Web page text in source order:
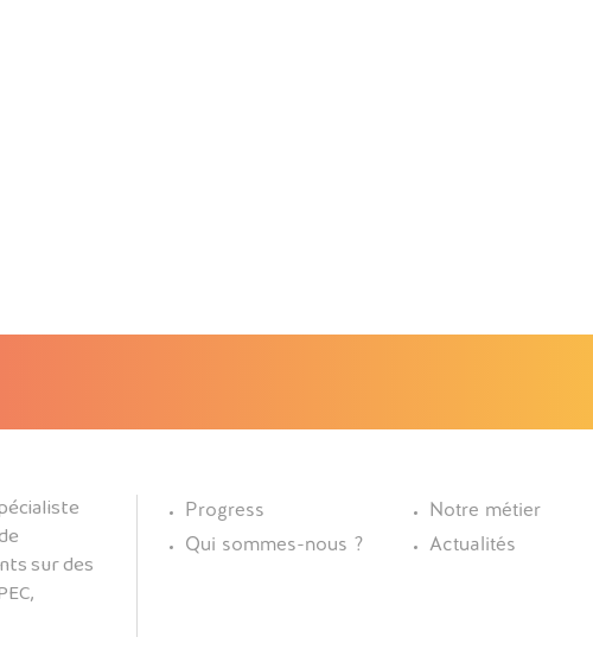
sur des
Progress
Qui sommes-nous ?
Notre métier
Actualités